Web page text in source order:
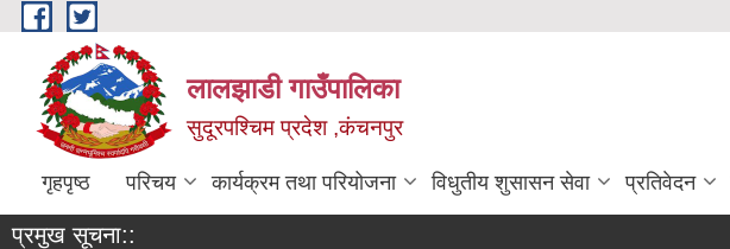
Skip to main content
लालझाडी गाउँपालिका
सुदूरपश्चिम प्रदेश ,कंचनपुर
गृहपृष्ठ परिचय कार्यक्रम तथा परियोजना विधुतीय शुसासन सेवा प्रतिवेदन
प्रमुख सूचना::